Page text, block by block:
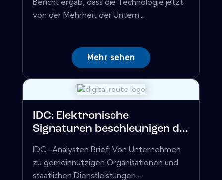
Bericht ergab, dass die Technologie jetzt
von der Mehrheit der Untern...
Mehr sehen
IDC: Elektronische
Signaturen beschleunigen d...
IDC -Analysten Brief: Von Unternehmen
zu gemeinnützigen Organisationen und
staatlichen Dienstleistungen -